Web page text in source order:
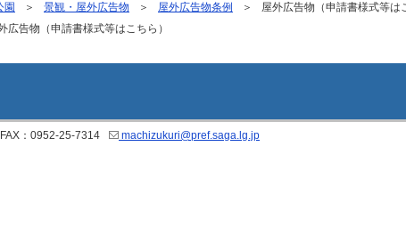
園 景観・屋外広告物 屋外広告物条例
屋外広告物（申請書様式等は
広告物（申請書様式等はこちら）
FAX：0952-25-7314 machizukuri@pref.saga.lg.jp